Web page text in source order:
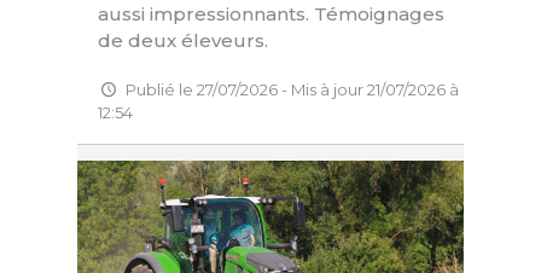
aussi impressionnants. Témoignages
de deux éleveurs.
Publié le 27/07/2026 - Mis à jour 21/07/2026 à
12:54